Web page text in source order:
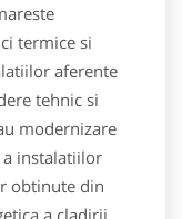
termice si
aferente
tehnic si
modernizare
a instalatiilor
obtinute din
a cladirii.